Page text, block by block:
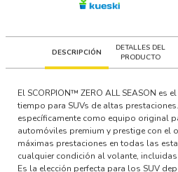
DESCRIPCIÓN
DETALLES DEL
PRODUCTO
El SCORPION™ ZERO ALL SEASON es
tiempo para SUVs de altas
específicamente como equipo original
automóviles premium y prestige con el
máximas prestaciones en todas las
cualquier condición al volante, incluidas
Es la elección perfecta para los SUV